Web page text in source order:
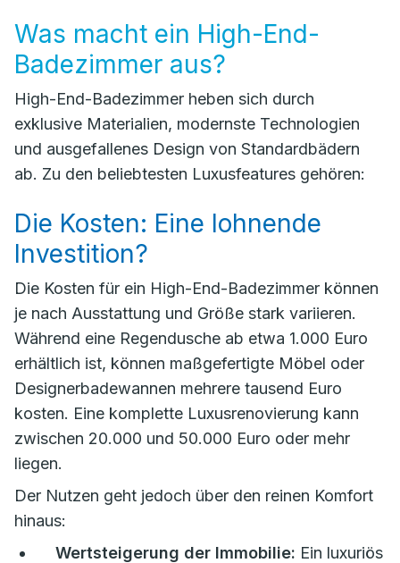
Was macht ein High-End-
Badezimmer aus?
High-End-Badezimmer heben sich durch
exklusive Materialien, modernste Technologien
und ausgefallenes Design von Standardbädern
ab. Zu den beliebtesten Luxusfeatures gehören:
Die Kosten: Eine lohnende
Investition?
Die Kosten für ein High-End-Badezimmer können
je nach Ausstattung und Größe stark variieren.
Während eine Regendusche ab etwa 1.000 Euro
erhältlich ist, können maßgefertigte Möbel oder
Designerbadewannen mehrere tausend Euro
kosten. Eine komplette Luxusrenovierung kann
zwischen 20.000 und 50.000 Euro oder mehr
liegen.
Der Nutzen geht jedoch über den reinen Komfort
hinaus:
Wertsteigerung der Immobilie: Ein luxuriös